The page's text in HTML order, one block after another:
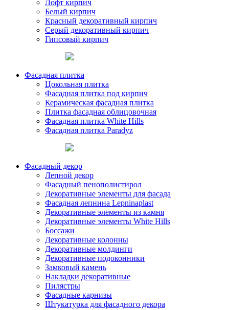
Лофт кирпич
Белый кирпич
Красный декоративный кирпич
Серый декоративный кирпич
Гипсовый кирпич
Фасадная плитка
Цокольная плитка
Фасадная плитка под кирпич
Керамическая фасадная плитка
Плитка фасадная облицовочная
Фасадная плитка White Hills
Фасадная плитка Paradyz
Фасадный декор
Лепной декор
Фасадный пенополистирол
Декоративные элементы для фасада
Фасадная лепнина Lepninaplast
Декоративные элементы из камня
Декоративные элементы White Hills
Боссажи
Декоративные колонны
Декоративные молдинги
Декоративные подоконники
Замковый камень
Накладки декоративные
Пилястры
Фасадные карнизы
Штукатурка для фасадного декора